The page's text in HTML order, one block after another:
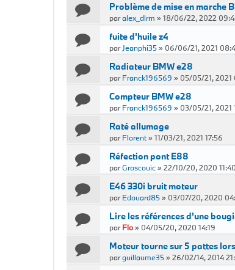
Problème de mise en marche
paralex_dlrm » 18/06/22, 2022
fuite d'huile z4
par Jeanphi35» 06/06/21, 2021
Radiateur BMW e28
parFranck196569 » 05/05/21, 2021
Compteur BMW e28
parFranck196569 » 03/05/21, 2021
Raté allumage
parFlorent» 11/03/21, 2021 17:56
Réfection pont E88
parGroscouic»22/10/20, 2020 11:40
E46 330i bruit moteur
parEdouard85» 03/07/20, 2020
Lire les références d'une
parFlo» 04/05/20, 2020 14:19
Moteur tourne sur 5 pattes
parguillaume35» 26/02/14, 2014